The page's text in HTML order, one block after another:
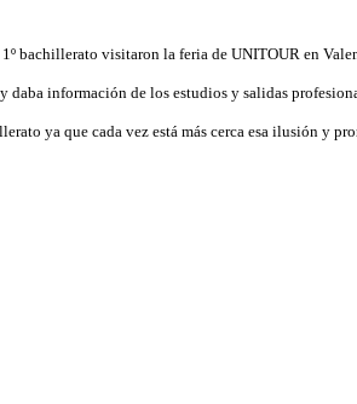
bachillerato visitaron la feria de UNITOUR en
daba información de los estudios y salidas
ya que cada vez está más cerca esa ilusión y